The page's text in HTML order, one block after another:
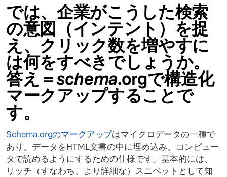
では、企業がこうした検索
の意図（インテント）を捉
え、クリック数を増やすに
は何をすべきでしょうか。
答え＝schema.orgで構造化
マークアップすることで
す。
Schema.orgのマークアップはマイクロデータの一種で
あり、データをHTML文書の中に埋め込み、コンピュー
タで読めるようにするための仕様です。基本的には、
リッチ（すなわち、より詳細な）スニペットとして知